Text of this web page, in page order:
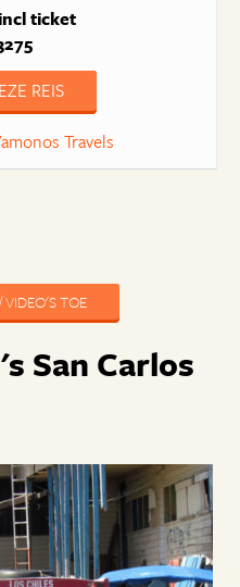
ticket
REIS
Travels
TOE
San Carlos